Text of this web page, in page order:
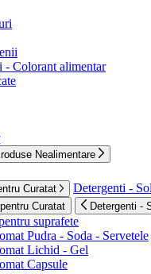
Colorant alimentar
Nealimentare
Curatat
Detergenti -
Curatat Detergenti -
suprafete
Pudra - Soda - Servetele
Lichid - Gel
Capsule